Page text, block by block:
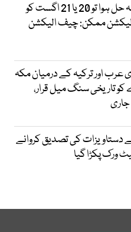
دھرنے کا مسئلہ حل ہوا تو 20 یا 21 اگست کو
ممکن: چیف الیکشن
عرب اور ترکیہ کے درمیان مکہ
تاریخی سنگ میل قرار،
دستاویزات کی تصدیق کروانے
ورک پکڑا گیا